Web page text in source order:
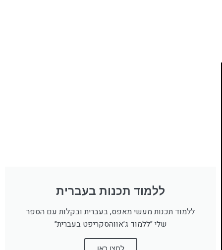
ללמוד תכנות בעברית
ללמוד תכנות מעשי מאפס, בעברית ובקלות עם הספר
שלי ״ללמוד ג׳אווהסקריפט בעברית״